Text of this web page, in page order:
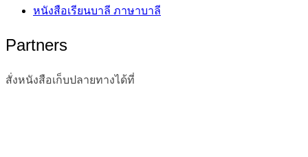
หนังสือเรียนบาลี ภาษาบาลี
Partners
สั่งหนังสือเก็บปลายทางได้ที่